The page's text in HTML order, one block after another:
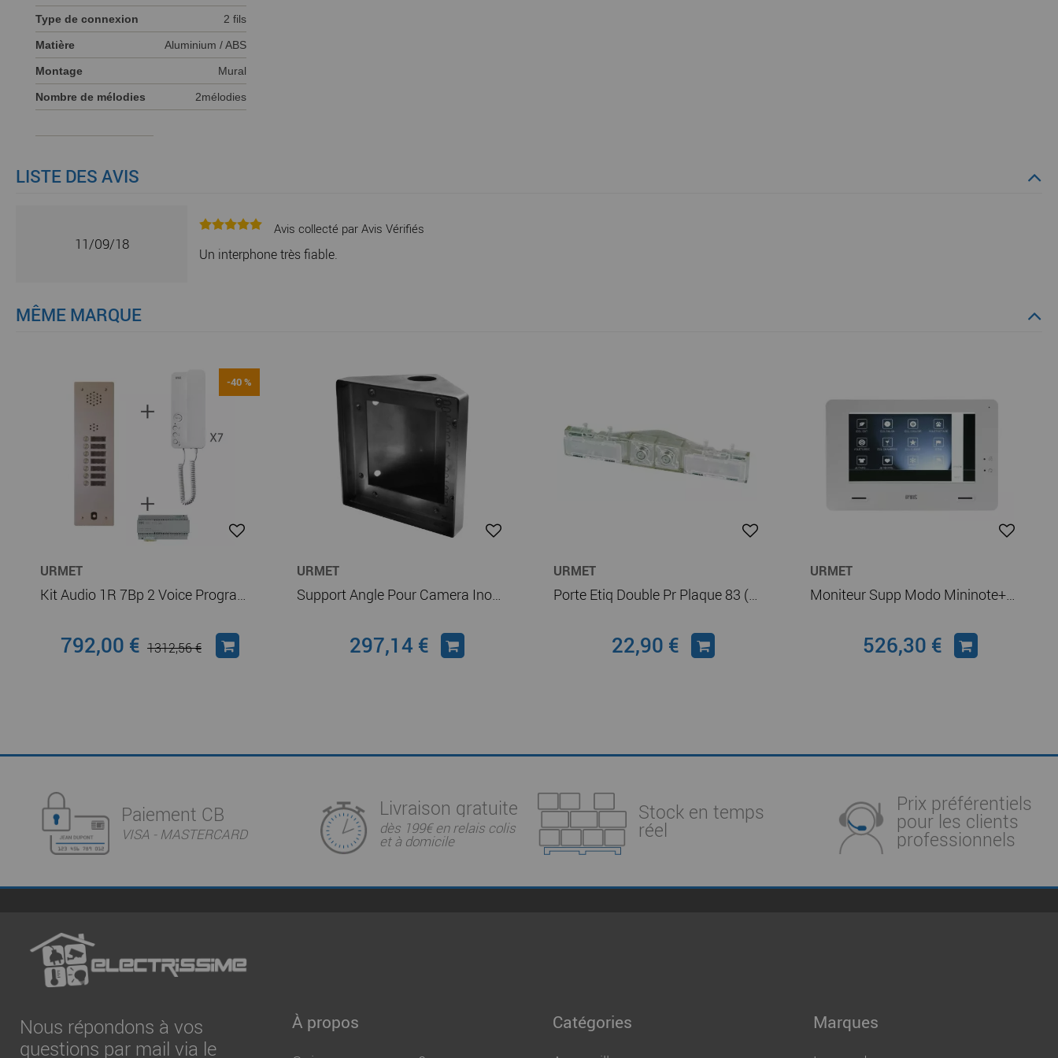
Type de connexion 2 fils
Matière Aluminium / ABS
Montage Mural
Nombre de mélodies 2mélodies
LISTE DES AVIS
11/09/18
Avis collecté par Avis Vérifiés
Un interphone très fiable.
MÊME MARQUE
-40 %
URMET
792,00 € 1312,56 €
URMET
297,14 €
URMET
22,90 €
URMET
526,30 €
Paiement CB
VISA - MASTERCARD
Livraison gratuite
dès 199€ en relais colis
et à domicile
Stock en temps
réel
Prix préférentiels
pour les clients
professionnels
Nous répondons à vos
questions par mail via le
À propos Catégories Marques